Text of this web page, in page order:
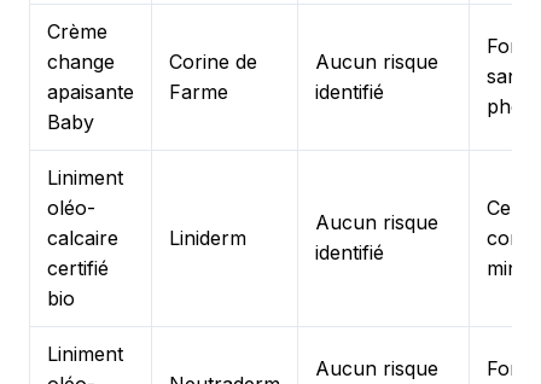
Crème
change
apaisante
Baby
Corine de
Farme
Aucun risque
identifié
sans
Liniment
oléo-
calcaire
certifié
bio
Liniderm
Aucun risque
identifié
Liniment
Aucun risque